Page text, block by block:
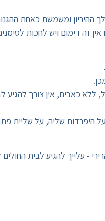
ומשמשת כאחת
זה דימום ויש לחכות
כאבים, אין צורך להגיע
היפרדות שליה, על שליית
- עלייך להגיע לבית החולים